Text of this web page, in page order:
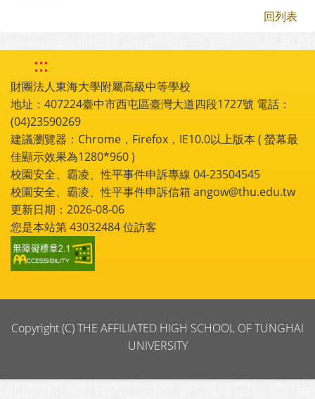
回列表
:::
財團法人東海大學附屬高級中等學校
地址：407224臺中市西屯區臺灣大道四段1727號 電話：
(04)23590269
建議瀏覽器：Chrome，Firefox，IE10.0以上版本 ( 螢幕最
佳顯示效果為1280*960 )
校園安全、霸凌、性平事件申訴專線 04-23504545
校園安全、霸凌、性平事件申訴信箱 angow@thu.edu.tw
更新日期：2026-08-06
您是本站第43032484位訪客
Copyright (C) THE AFFILIATED HIGH SCHOOL OF TUNGHAI
UNIVERSITY